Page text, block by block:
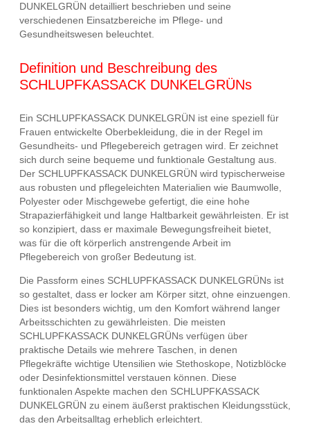
DUNKELGRÜN detailliert beschrieben und seine
verschiedenen Einsatzbereiche im Pflege- und
Gesundheitswesen beleuchtet.
Definition und Beschreibung des
SCHLUPFKASSACK DUNKELGRÜNs
Ein SCHLUPFKASSACK DUNKELGRÜN ist eine speziell für
Frauen entwickelte Oberbekleidung, die in der Regel im
Gesundheits- und Pflegebereich getragen wird. Er zeichnet
sich durch seine bequeme und funktionale Gestaltung aus.
Der SCHLUPFKASSACK DUNKELGRÜN wird typischerweise
aus robusten und pflegeleichten Materialien wie Baumwolle,
Polyester oder Mischgewebe gefertigt, die eine hohe
Strapazierfähigkeit und lange Haltbarkeit gewährleisten. Er ist
so konzipiert, dass er maximale Bewegungsfreiheit bietet,
was für die oft körperlich anstrengende Arbeit im
Pflegebereich von großer Bedeutung ist.
Die Passform eines SCHLUPFKASSACK DUNKELGRÜNs ist
so gestaltet, dass er locker am Körper sitzt, ohne einzuengen.
Dies ist besonders wichtig, um den Komfort während langer
Arbeitsschichten zu gewährleisten. Die meisten
SCHLUPFKASSACK DUNKELGRÜNs verfügen über
praktische Details wie mehrere Taschen, in denen
Pflegekräfte wichtige Utensilien wie Stethoskope, Notizblöcke
oder Desinfektionsmittel verstauen können. Diese
funktionalen Aspekte machen den SCHLUPFKASSACK
DUNKELGRÜN zu einem äußerst praktischen Kleidungsstück,
das den Arbeitsalltag erheblich erleichtert.